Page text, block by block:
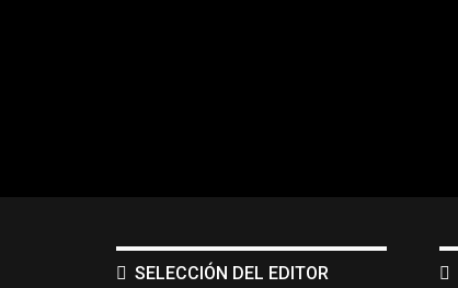
SELECCIÓN DEL EDITOR